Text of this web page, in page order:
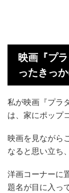
映画『プ
ったきっ
私が映画『プラ
は、家にポップ
映画を見ながら
なると思い立ち
洋画コーナーに
題名が目に入っ